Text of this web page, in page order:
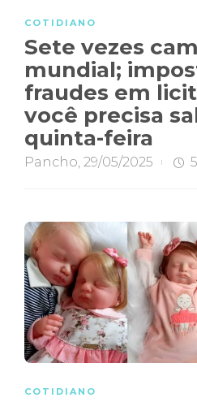
COTIDIANO
Sete vezes
mundial;
fraudes em
você precisa
quinta-feira
Pancho, 29/05/2025
COTIDIANO